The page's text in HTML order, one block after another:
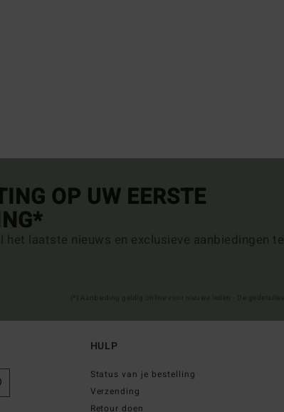
OP UW EERSTE
het laatste nieuws en exclusieve aanbiedingen te
HULP
Status van je bestelling
Verzending
Retour doen